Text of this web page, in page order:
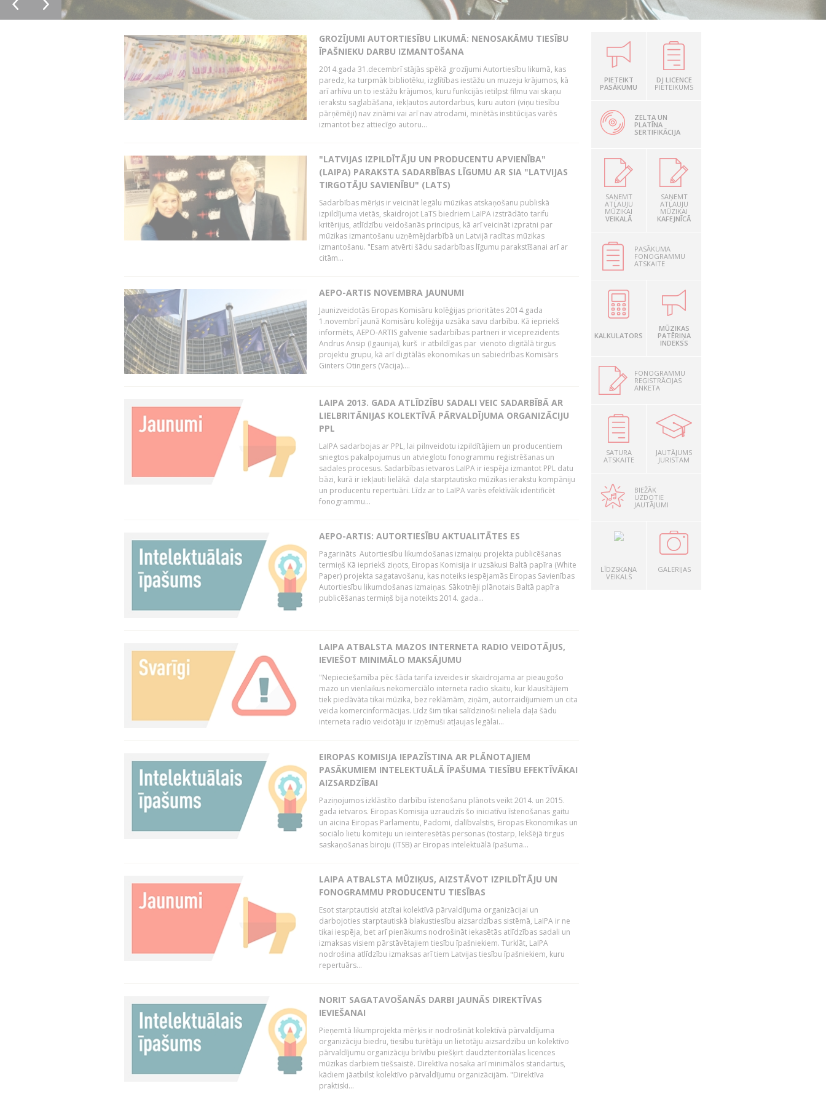
GROZĪJUMI AUTORTIESĪBU LIKUMĀ: NENOSAKĀMU TIESĪBU
ĪPAŠNIEKU DARBU IZMANTOŠANA
2014.gada 31.decembrī stājās spēkā grozījumi Autortiesību likumā, kas
paredz, ka turpmāk bibliotēku, izglītības iestāžu un muzeju krājumos, kā
arī arhīvu un to iestāžu krājumos, kuru funkcijās ietilpst filmu vai skaņu
ierakstu saglabāšana, iekļautos autordarbus, kuru autori (viņu tiesību
pārņēmēji) nav zināmi vai arī nav atrodami, minētās institūcijas varēs
izmantot bez attiecīgo autoru...
"LATVIJAS IZPILDĪTĀJU UN PRODUCENTU APVIENĪBA"
(LAIPA) PARAKSTA SADARBĪBAS LĪGUMU AR SIA "LATVIJAS
TIRGOTĀJU SAVIENĪBU" (LATS)
Sadarbības mērķis ir veicināt legālu mūzikas atskaņošanu publiskā
izpildījuma vietās, skaidrojot LaTS biedriem LaIPA izstrādāto tarifu
kritērijus, atlīdzību veidošanās principus, kā arī veicināt izpratni par
mūzikas izmantošanu uzņēmējdarbībā un Latvijā radītas mūzikas
izmantošanu. "Esam atvērti šādu sadarbības līgumu parakstīšanai arī ar
citām...
AEPO-ARTIS NOVEMBRA JAUNUMI
Jaunizveidotās Eiropas Komisāru kolēģijas prioritātes 2014.gada
1.novembrī jaunā Komisāru kolēģija uzsāka savu darbību. Kā iepriekš
informēts, AEPO-ARTIS galvenie sadarbības partneri ir viceprezidents
Andrus Ansip (Igaunija), kurš ir atbildīgas par vienoto digitālā tirgus
projektu grupu, kā arī digitālās ekonomikas un sabiedrības Komisārs
Ginters Otingers (Vācija)....
LAIPA 2013. GADA ATLĪDZĪBU SADALI VEIC SADARBĪBĀ AR
LIELBRITĀNIJAS KOLEKTĪVĀ PĀRVALDĪJUMA ORGANIZĀCIJU
PPL
LaIPA sadarbojas ar PPL, lai pilnveidotu izpildītājiem un producentiem
sniegtos pakalpojumus un atvieglotu fonogrammu reģistrēšanas un
sadales procesus. Sadarbības ietvaros LaIPA ir iespēja izmantot PPL datu
bāzi, kurā ir iekļauti lielākā daļa starptautisko mūzikas ierakstu kompāniju
un producentu repertuāri. Līdz ar to LaIPA varēs efektīvāk identificēt
fonogrammu...
AEPO-ARTIS: AUTORTIESĪBU AKTUALITĀTES ES
Pagarināts Autortiesību likumdošanas izmaiņu projekta publicēšanas
termiņš Kā iepriekš ziņots, Eiropas Komisija ir uzsākusi Baltā papīra (White
Paper) projekta sagatavošanu, kas noteiks iespējamās Eiropas Savienības
Autortiesību likumdošanas izmaiņas. Sākotnēji plānotais Baltā papīra
publicēšanas termiņš bija noteikts 2014. gada...
LAIPA ATBALSTA MAZOS INTERNETA RADIO VEIDOTĀJUS,
IEVIEŠOT MINIMĀLO MAKSĀJUMU
"Nepieciešamība pēc šāda tarifa izveides ir skaidrojama ar pieaugošo
mazo un vienlaikus nekomerciālo interneta radio skaitu, kur klausītājiem
tiek piedāvāta tikai mūzika, bez reklāmām, ziņām, autorraidījumiem un cita
veida komercinformācijas. Līdz šim tikai salīdzinoši neliela daļa šādu
interneta radio veidotāju ir izņēmuši atļaujas legālai...
EIROPAS KOMISIJA IEPAZĪSTINA AR PLĀNOTAJIEM
PASĀKUMIEM INTELEKTUĀLĀ ĪPAŠUMA TIESĪBU EFEKTĪVĀKAI
AIZSARDZĪBAI
Paziņojumos izklāstīto darbību īstenošanu plānots veikt 2014. un 2015.
gada ietvaros. Eiropas Komisija uzraudzīs šo iniciatīvu īstenošanas gaitu
un aicina Eiropas Parlamentu, Padomi, dalībvalstis, Eiropas Ekonomikas un
sociālo lietu komiteju un ieinteresētās personas (tostarp, Iekšējā tirgus
saskaņošanas biroju (ITSB) ar Eiropas intelektuālā īpašuma...
LAIPA ATBALSTA MŪZIĶUS, AIZSTĀVOT IZPILDĪTĀJU UN
FONOGRAMMU PRODUCENTU TIESĪBAS
Esot starptautiski atzītai kolektīvā pārvaldījuma organizācijai un
darbojoties starptautiskā blakustiesību aizsardzības sistēmā, LaIPA ir ne
tikai iespēja, bet arī pienākums nodrošināt iekasētās atlīdzības sadali un
izmaksas visiem pārstāvētajiem tiesību īpašniekiem. Turklāt, LaIPA
nodrošina atlīdzību izmaksas arī tiem Latvijas tiesību īpašniekiem, kuru
repertuārs...
NORIT SAGATAVOŠANĀS DARBI JAUNĀS DIREKTĪVAS
IEVIEŠANAI
Pieņemtā likumprojekta mērķis ir nodrošināt kolektīvā pārvaldījuma
organizāciju biedru, tiesību turētāju un lietotāju aizsardzību un kolektīvo
pārvaldījumu organizāciju brīvību piešķirt daudzteritoriālas licences
mūzikas darbiem tiešsaistē. Direktīva nosaka arī minimālos standartus,
kādiem jāatbilst kolektīvo pārvaldījumu organizācijām. "Direktīva
praktiski...
PIETEIKT
PASĀKUMU
DJ LICENCE
PIETEIKUMS
ZELTA UN
PLATĪNA
SERTIFIKĀCIJA
SAŅEMT
ATĻAUJU
MŪZIKAI
VEIKALĀ
SAŅEMT
ATĻAUJU
MŪZIKAI
KAFEJNĪCĀ
PASĀKUMA
FONOGRAMMU
ATSKAITE
KALKULATORS
MŪZIKAS
PATĒRIŅA
INDEKSS
FONOGRAMMU
REĢISTRĀCIJAS
ANKETA
SATURA
ATSKAITE
JAUTĀJUMS
JURISTAM
BIEŽĀK
UZDOTIE
JAUTĀJUMI
LĪDZSKAŅA
VEIKALS
GALERIJAS